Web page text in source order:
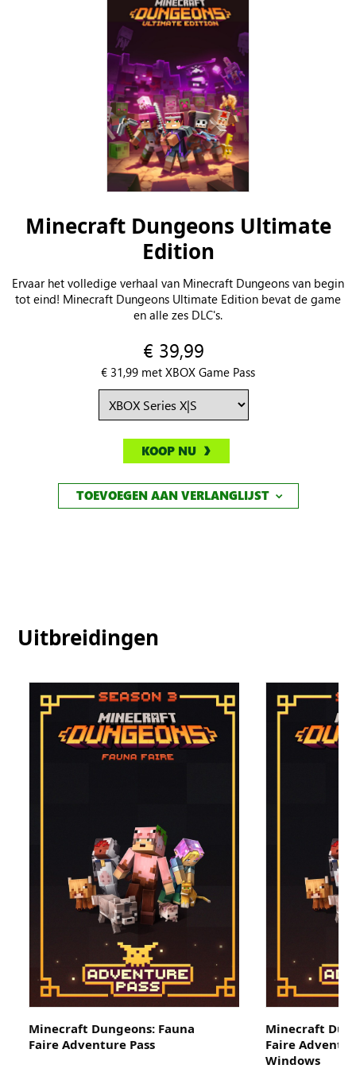
Minecraft Dungeons Ultimate
Edition
Ervaar het volledige verhaal van Minecraft Dungeons van begin
tot eind! Minecraft Dungeons Ultimate Edition bevat de game
en alle zes DLC's.
€ 39,99
€ 31,99 met XBOX Game Pass
KOOP NU
TOEVOEGEN AAN VERLANGLIJST
Uitbreidingen
Minecraft Dungeons: Fauna
Faire Adventure Pass
Minecraft
Faire
Windows